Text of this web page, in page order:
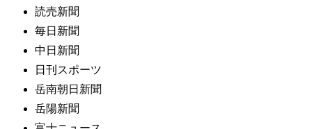
読売新聞
毎日新聞
中日新聞
日刊スポーツ
岳南朝日新聞
岳陽新聞